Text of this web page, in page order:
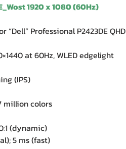
1920 x 1080 (60Hz)
Professional P2423DE QHD
at 60Hz, WLED edgelight
(IPS)
million colors
(dynamic)
5 ms (fast)